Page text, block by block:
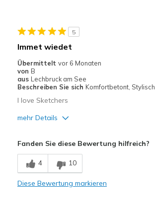
5
Immet wiedet
Übermittelt vor 6 Monaten
von B
aus Lechbruck am See
Beschreiben Sie sich Komfortbetont, Stylisch
I love Sketchers
mehr Details
Bequem
Stoßdämpfend
Fanden Sie diese Bewertung hilfreich?
4 10
Diese Bewertung markieren